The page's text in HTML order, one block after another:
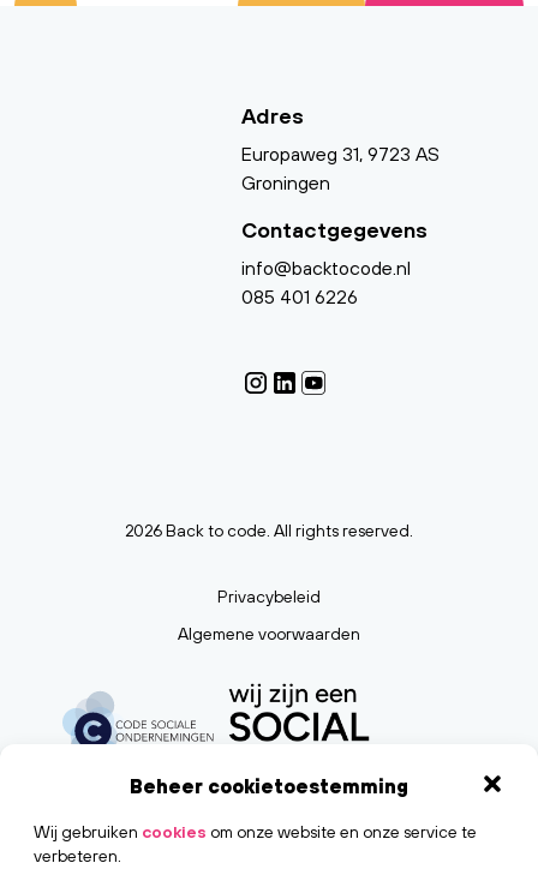
Beheer cookietoestemming
Wij gebruiken cookies om onze website en onze service te
verbeteren.
Adres
Europaweg 31, 9723 AS
Groningen
Contactgegevens
info@backtocode.nl
085 401 6226
2026 Back to code. All rights reserved.
Privacybeleid
Algemene voorwaarden